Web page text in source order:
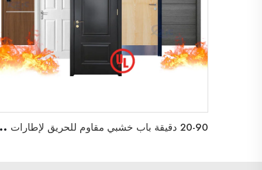
0-90 دقيقة باب خشبي مقاوم